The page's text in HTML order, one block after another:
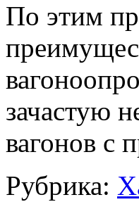
По этим
зачастую
вагонов с
Рубрика: